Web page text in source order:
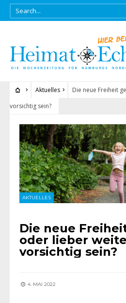
Aktuelles
Die neue Freiheit
vorsichtig sein?
AKTUELLES
Die neue
oder lieber
vorsichtig sein?
4. MAI 2022